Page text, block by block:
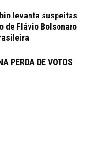
levanta suspeitas
de Flávio Bolsonaro
PERDA DE VOTOS